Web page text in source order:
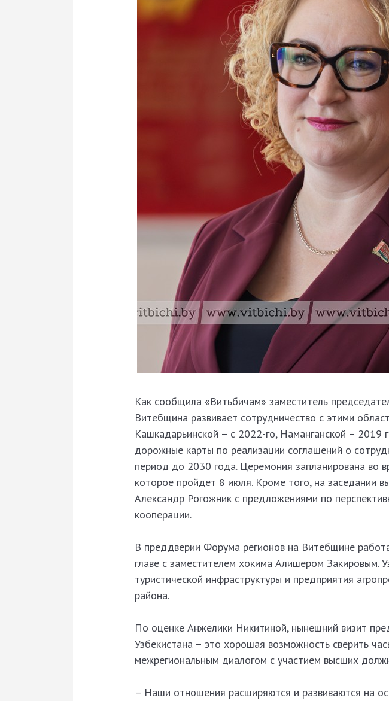
Как сообщила «Витьбичам» заместитель
Витебщина развивает сотрудничество с этими
Кашкадарьинской – с 2022-го, Наманганской –
дорожные карты по реализации соглашений о
период до 2030 года. Церемония запланирована во
которое пройдет 8 июля. Кроме того, на заседании
Александр Рогожник с предложениями по
кооперации.
В преддверии Форума регионов на Витебщине
главе с заместителем хокима Алишером Закировым.
туристической инфраструктуры и предприятия
района.
По оценке Анжелики Никитиной, нынешний визит
Узбекистана – это хорошая возможность сверить
межрегиональным диалогом с участием высших
– Наши отношения расширяются и развиваются на